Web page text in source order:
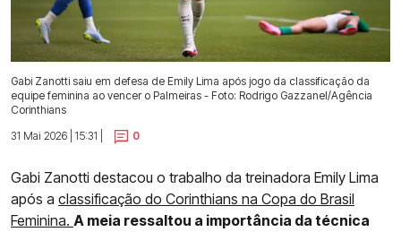
Gabi Zanotti saiu em defesa de Emily Lima após jogo da classificação da
equipe feminina ao vencer o Palmeiras - Foto: Rodrigo Gazzanel/Agência
Corinthians
31 Mai 2026 | 15:31 |
0
Gabi Zanotti destacou o trabalho da treinadora Emily Lima
após a classificação do Corinthians na Copa do Brasil
Feminina. A meia ressaltou a importância da técnica